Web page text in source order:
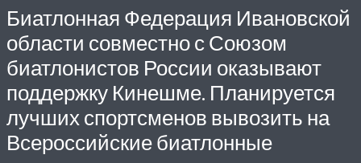
Биатлонная Федерация Ивановской
области совместно с Союзом
биатлонистов России оказывают
поддержку Кинешме. Планируется
лучших спортсменов вывозить на
Всероссийские биатлонные